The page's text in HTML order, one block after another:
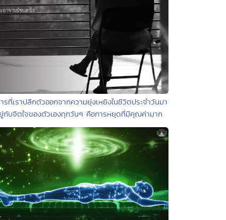
รที่เราปลีกตัวออกจากความยุ่งเหยิงในชีวิตประจำวันมา
กับจิตใจของตัวเองทุกวันๆ คือการหยุดที่มีคุณค่ามาก